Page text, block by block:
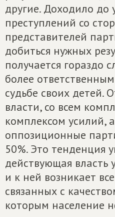
другие. Доходило до
преступлений со
представителей
добиться нужных
получается гораздо
более
судьбе своих детей.
власти, со всем
комплексом усилий,
оппозиционные
50%. Это тенденция
действующая власть
и к ней возникает
связанных с
которым население